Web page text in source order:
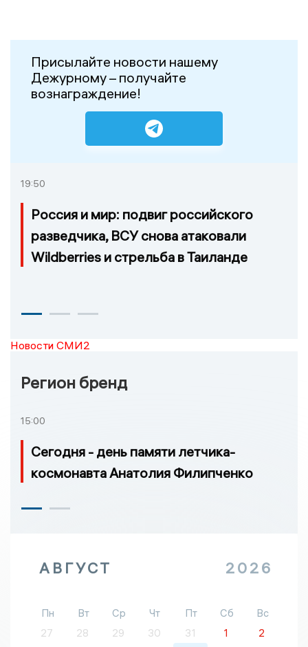
Присылайте новости нашему
Дежурному – получайте
вознаграждение!
19:50
Россия и мир: подвиг российского
разведчика, ВСУ снова атаковали
Wildberries и стрельба в Таиланде
Новости СМИ2
Регион бренд
15:00
Сегодня - день памяти летчика-
космонавта Анатолия Филипченко
АВГУСТ 2026
Пн Вт Ср Чт Пт Сб
Вс
27
28 29 30 31 1
2